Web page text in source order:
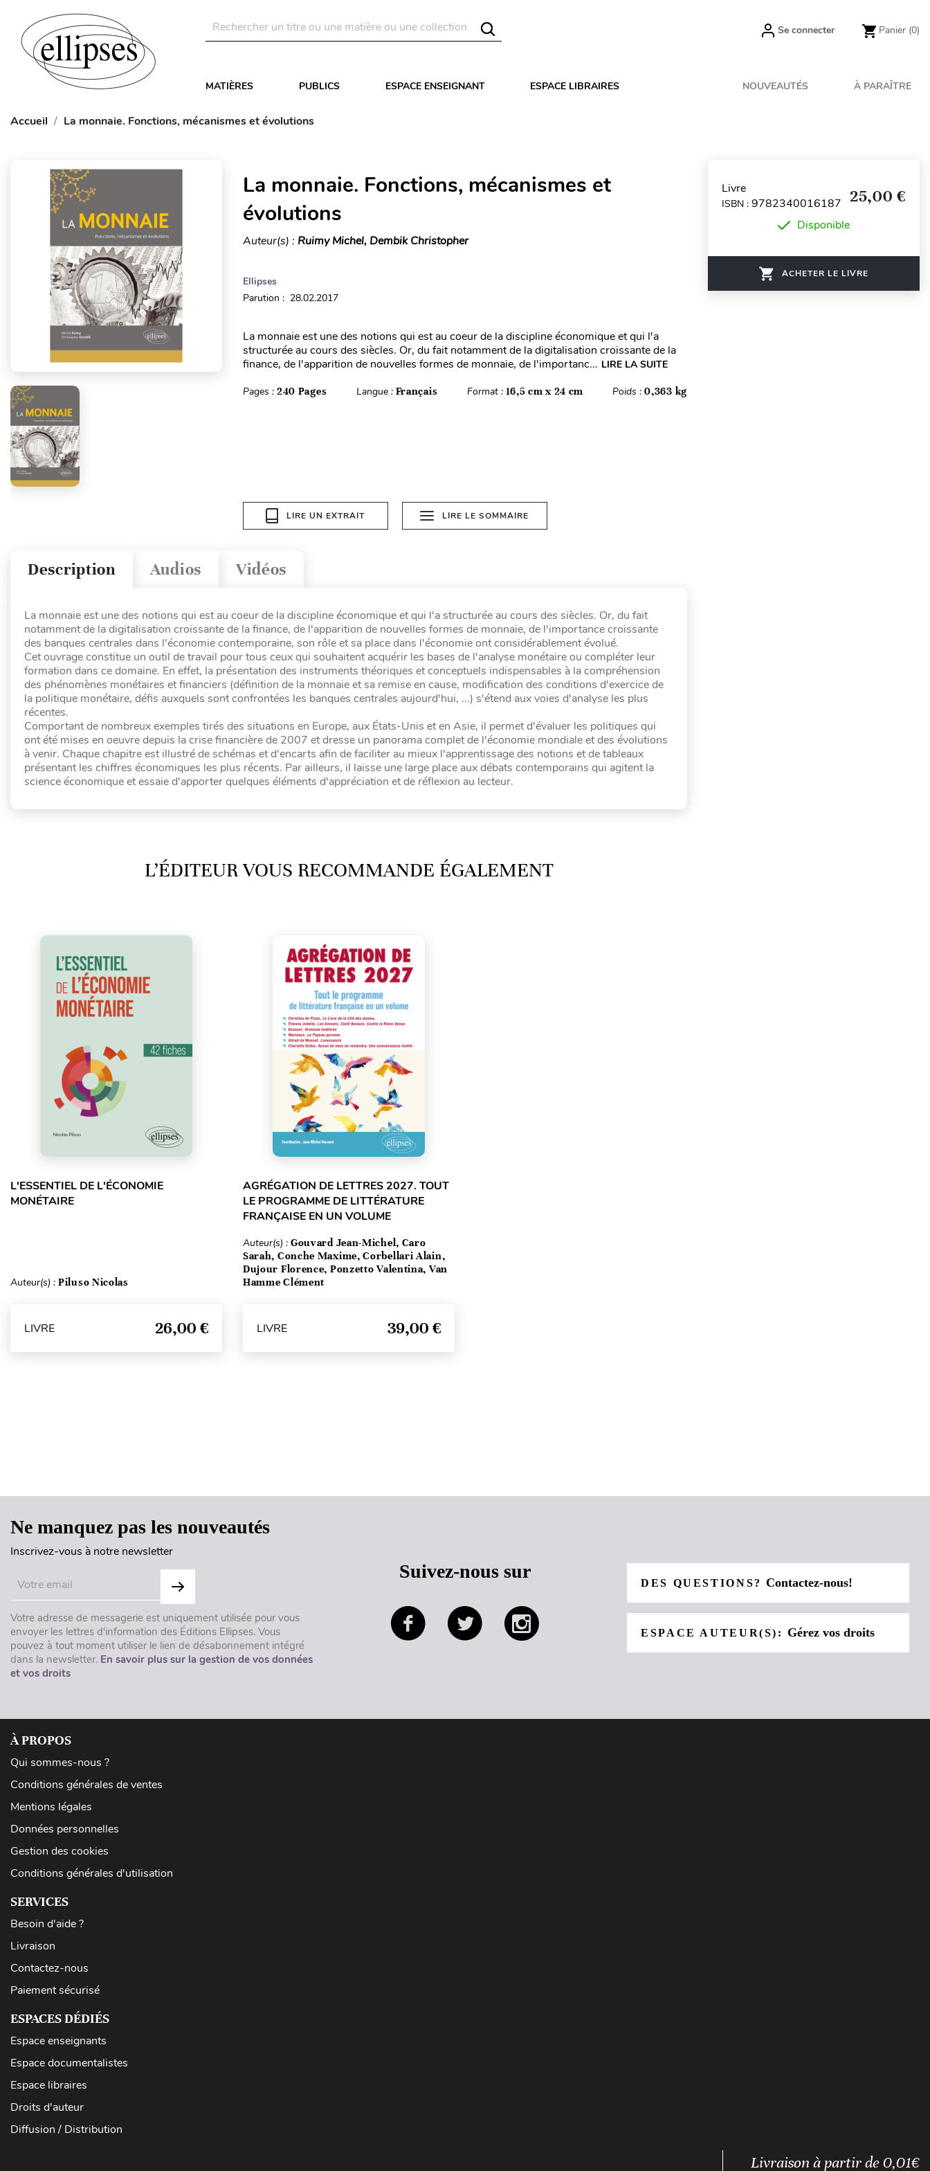
Se connecter Panier (0)
MATIÈRES PUBLICS ESPACE ENSEIGNANT ESPACE LIBRAIRES NOUVEAUTÉS À PARAÎTRE
Accueil La monnaie. Fonctions, mécanismes et évolutions
La monnaie. Fonctions, mécanismes et
évolutions
Auteur(s) : Ruimy Michel, Dembik Christopher
Ellipses
Parution : 28.02.2017
La monnaie est une des notions qui est au coeur de la discipline économique et qui l'a
structurée au cours des siècles. Or, du fait notamment de la digitalisation croissante de la
finance, de l'apparition de nouvelles formes de monnaie, de l'importanc... LIRE LA SUITE
Pages : 240 Pages Langue : Français Format : 16,5 cm x 24 cm Poids :0,363 kg
LIRE UN EXTRAIT LIRE LE SOMMAIRE
Vidéos
Audios
Description
La monnaie est une des notions qui est au coeur de la discipline économique et qui l'a structurée au cours des siècles. Or, du fait
notamment de la digitalisation croissante de la finance, de l'apparition de nouvelles formes de monnaie, de l'importance croissante
des banques centrales dans l'économie contemporaine, son rôle et sa place dans l'économie ont considérablement évolué.
Cet ouvrage constitue un outil de travail pour tous ceux qui souhaitent acquérir les bases de l'analyse monétaire ou compléter leur
formation dans ce domaine. En effet, la présentation des instruments théoriques et conceptuels indispensables à la compréhension
des phénomènes monétaires et financiers (définition de la monnaie et sa remise en cause, modification des conditions d'exercice de
la politique monétaire, défis auxquels sont confrontées les banques centrales aujourd'hui, ...) s'étend aux voies d'analyse les plus
récentes.
Comportant de nombreux exemples tirés des situations en Europe, aux États-Unis et en Asie, il permet d'évaluer les politiques qui
ont été mises en oeuvre depuis la crise financière de 2007 et dresse un panorama complet de l'économie mondiale et des évolutions
à venir. Chaque chapitre est illustré de schémas et d'encarts afin de faciliter au mieux l'apprentissage des notions et de tableaux
présentant les chiffres économiques les plus récents. Par ailleurs, il laisse une large place aux débats contemporains qui agitent la
science économique et essaie d'apporter quelques éléments d'appréciation et de réflexion au lecteur.
L’ÉDITEUR VOUS RECOMMANDE ÉGALEMENT
L'ESSENTIEL DE L'ÉCONOMIE
MONÉTAIRE
Auteur(s) : Piluso Nicolas
LIVRE 26,00 €
AGRÉGATION DE LETTRES 2027. TOUT
LE PROGRAMME DE LITTÉRATURE
FRANÇAISE EN UN VOLUME
Auteur(s) : Gouvard Jean-Michel, Caro
Sarah, Conche Maxime, Corbellari Alain,
Dujour Florence, Ponzetto Valentina, Van
Hamme Clément
LIVRE 39,00 €
Livre
ISBN : 9782340016187 25,00 €
Disponible
ACHETER LE LIVRE
Ne manquez pas les nouveautés
Inscrivez-vous à notre newsletter
Votre adresse de messagerie est uniquement utilisée pour vous
envoyer les lettres d'information des Éditions Ellipses. Vous
pouvez à tout moment utiliser le lien de désabonnement intégré
dans la newsletter. En savoir plus sur la gestion de vos données
et vos droits
Suivez-nous sur
DES QUESTIONS?Contactez-nous!
ESPACE AUTEUR(S): Gérez vos droits
À PROPOS
Qui sommes-nous ?
Conditions générales de ventes
Mentions légales
Données personnelles
Gestion des cookies
Conditions générales d'utilisation
SERVICES
Besoin d'aide ?
Livraison
Contactez-nous
Paiement sécurisé
ESPACES DÉDIÉS
Espace enseignants
Espace documentalistes
Espace libraires
Droits d'auteur
Diffusion / Distribution
Livraison à partir de 0,01€